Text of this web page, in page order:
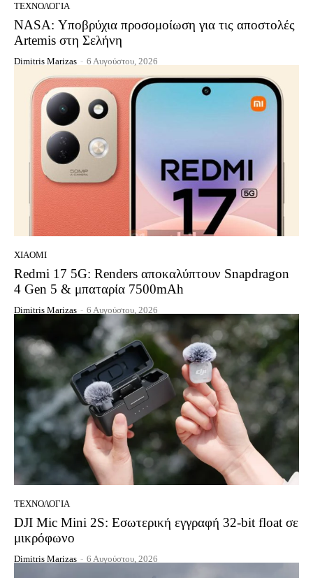
ΤΕΧΝΟΛΟΓΊΑ
NASA: Υποβρύχια προσομοίωση για τις αποστολές
Artemis στη Σελήνη
Dimitris Marizas - 6 Αυγούστου, 2026
XIAOMI
Redmi 17 5G: Renders αποκαλύπτουν Snapdragon
4 Gen 5 & μπαταρία 7500mAh
Dimitris Marizas - 6 Αυγούστου, 2026
ΤΕΧΝΟΛΟΓΊΑ
DJI Mic Mini 2S: Εσωτερική εγγραφή 32-bit float σε
μικρόφωνο
Dimitris Marizas - 6 Αυγούστου, 2026